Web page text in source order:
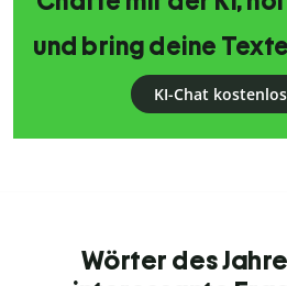
und bring deine
KI-Chat
Wörter des